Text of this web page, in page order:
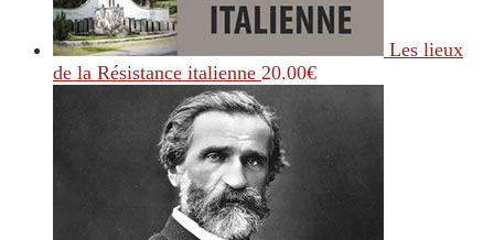
Les lieux
de la Résistance italienne 20.00€